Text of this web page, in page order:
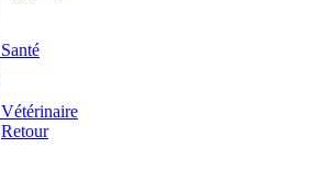
Santé
Vétérinaire
Retour